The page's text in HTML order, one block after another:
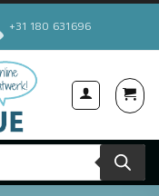
+31 180 631696